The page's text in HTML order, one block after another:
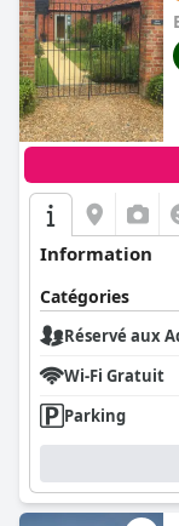
Information
Catégories
Réservé aux
Wi-Fi Gratuit
Parking